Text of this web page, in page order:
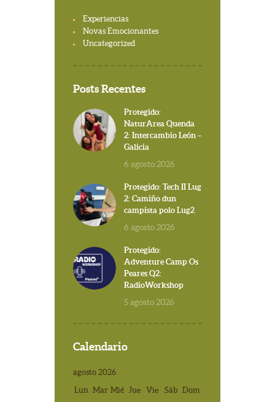
Experiencias
Novas Emocionantes
Uncategorized
Posts Recentes
Protegido:
NaturArea Quenda
2: Intercambio León –
Galicia
6 agosto 2026
Protegido: Tech II Lug
2: Camiño dun
campista polo Lug2
6 agosto 2026
Protegido:
Adventure Camp Os
Peares Q2:
RadioWorkshop
5 agosto 2026
Calendario
agosto 2026
Lun Mar Mié Jue Vie Sáb Dom